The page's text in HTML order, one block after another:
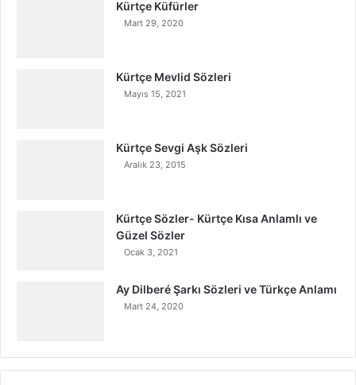
Kürtçe Küfürler
Mart 29, 2020
Kürtçe Mevlid Sözleri
Mayıs 15, 2021
Kürtçe Sevgi Aşk Sözleri
Aralık 23, 2015
Kürtçe Sözler- Kürtçe Kısa Anlamlı ve
Güzel Sözler
Ocak 3, 2021
Ay Dilberé Şarkı Sözleri ve Türkçe Anlamı
Mart 24, 2020